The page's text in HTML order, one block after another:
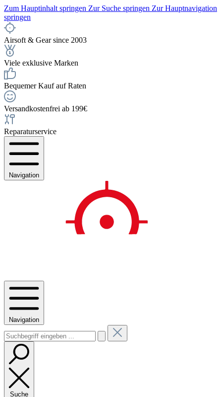
Zum Hauptinhalt springen Zur Suche springen Zur Hauptnavigation
springen
Airsoft & Gear since 2003
Viele exklusive Marken
Bequemer Kauf auf Raten
Versandkostenfrei ab 199€
Reparaturservice
Navigation
Navigation
Suche